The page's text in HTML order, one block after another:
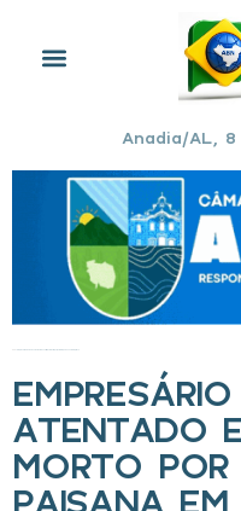
Anadia/AL,
ATENTADO
MORTO
PAISANA EM